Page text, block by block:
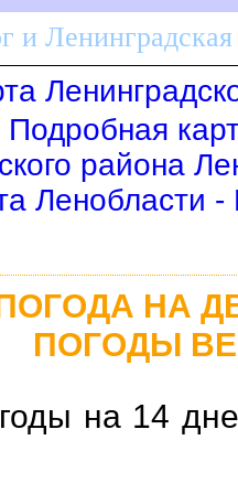
и Ленинградская
района
Ленобласти
НА
ПОГОДЫ
на 14